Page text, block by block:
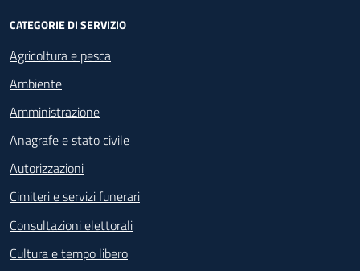
CATEGORIE DI SERVIZIO
Agricoltura e pesca
Ambiente
Amministrazione
Anagrafe e stato civile
Autorizzazioni
Cimiteri e servizi funerari
Consultazioni elettorali
Cultura e tempo libero